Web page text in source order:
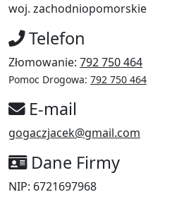
woj. zachodniopomorskie
Telefon
Złomowanie: 792 750 464
Pomoc Drogowa: 792 750 464
E-mail
gogaczjacek@gmail.com
Dane Firmy
NIP: 6721697968